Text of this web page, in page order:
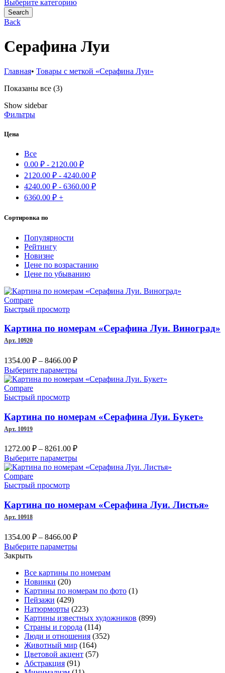
Выберите категорию
Search
Back
Серафина Луи
Главная• Товары с меткой «Серафина Луи»
Показаны все (3)Сортировка:
Show sidebar
Фильтры
Цена
Все
0.00 ₽ - 2120.00 ₽
2120.00 ₽ - 4240.00 ₽
4240.00 ₽ - 6360.00 ₽
6360.00 ₽ +
Сортировка по
Популярности
Рейтингу
Новизне
Цене по возрастанию
Цене по убыванию
Compare
Быстрый просмотр
Картина по номерам «Серафина Луи. Виноград»
Арт. 10920
1354.00 ₽ – 8466.00 ₽Диапазон
цен:
1354.00 ₽
Выберите параметрыЭтот
товар
Опции
можно
странице
товара.
Compare
Быстрый просмотр
Картина по номерам «Серафина Луи. Букет»
Арт. 10919
1272.00 ₽ – 8261.00 ₽Диапазон
цен:
1272.00 ₽
Выберите параметрыЭтот
товар
Опции
можно
странице
товара.
Compare
Быстрый просмотр
Картина по номерам «Серафина Луи. Листья»
Арт. 10918
1354.00 ₽ – 8466.00 ₽Диапазон
цен:
8466.00 ₽
Выберите параметрыЭтот
несколько
Опции
выбрать
на
странице
товара.
Закрыть
Все картины по номерам
Новинки (20)
Картины по номерам по фото (1)
Пейзажи (429)
Натюрморты (223)
Картины известных художников (899)
Страны и города (114)
Люди и отношения (352)
Животный мир (164)
Цветовой акцент (57)
Абстракция (91)